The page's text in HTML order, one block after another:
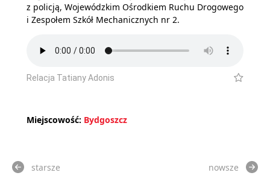
z policją, Wojewódzkim Ośrodkiem Ruchu Drogowego
i Zespołem Szkół Mechanicznych nr 2.
Relacja Tatiany Adonis
Miejscowość: Bydgoszcz
starsze nowsze